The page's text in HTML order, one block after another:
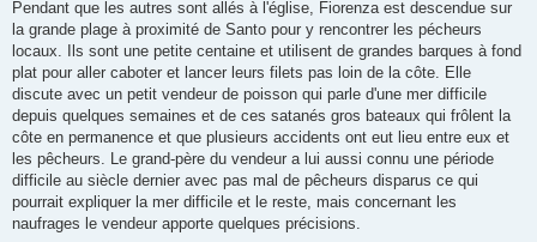
Pendant que les autres sont allés à l'église, Fiorenza est descendue sur
la grande plage à proximité de Santo pour y rencontrer les pécheurs
locaux. Ils sont une petite centaine et utilisent de grandes barques à fond
plat pour aller caboter et lancer leurs filets pas loin de la côte. Elle
discute avec un petit vendeur de poisson qui parle d'une mer difficile
depuis quelques semaines et de ces satanés gros bateaux qui frôlent la
côte en permanence et que plusieurs accidents ont eut lieu entre eux et
les pêcheurs. Le grand-père du vendeur a lui aussi connu une période
difficile au siècle dernier avec pas mal de pêcheurs disparus ce qui
pourrait expliquer la mer difficile et le reste, mais concernant les
naufrages le vendeur apporte quelques précisions.